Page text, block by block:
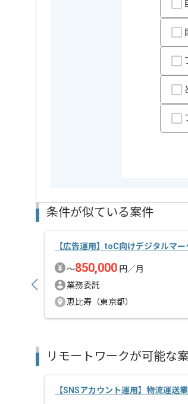
レバテックでの実績がある企業
アプリでの企画運用の経験を活
複数案件を保有している企業です
ご経験と実績に応じてスライド
新しいアイディアや技術を積極的
経験豊富なエンジニアと成長が
スキルアップされたい方、長期
基本的には一部リモート作業を
条件が似ている案件
【広告運用】toC向けデジタルマ
〜850,000 円／月
業務委託
恵比寿（東京都）
リモートワークが可能な
【SNSアカウント運用】物流運送